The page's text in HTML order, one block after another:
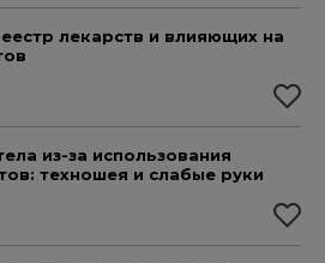
лекарств и влияющих на
из-за использования
техношея и слабые руки